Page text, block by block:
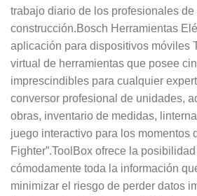
trabajo diario de los profesionales de
construcción.Bosch Herramientas
aplicación para dispositivos móviles
virtual de herramientas que posee
imprescindibles para cualquier
conversor profesional de unidades,
obras, inventario de medidas,
juego interactivo para los momentos
Fighter”.ToolBox ofrece la
cómodamente toda la información
minimizar el riesgo de perder datos